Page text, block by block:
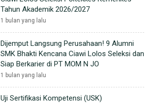
Tahun Akademik 2026/2027
1 bulan yang lalu
Dijemput Langsung Perusahaan! 9 Alumni
SMK Bhakti Kencana Ciawi Lolos Seleksi dan
Siap Berkarier di PT MOM N JO
1 bulan yang lalu
Uji Sertifikasi Kompetensi (USK)